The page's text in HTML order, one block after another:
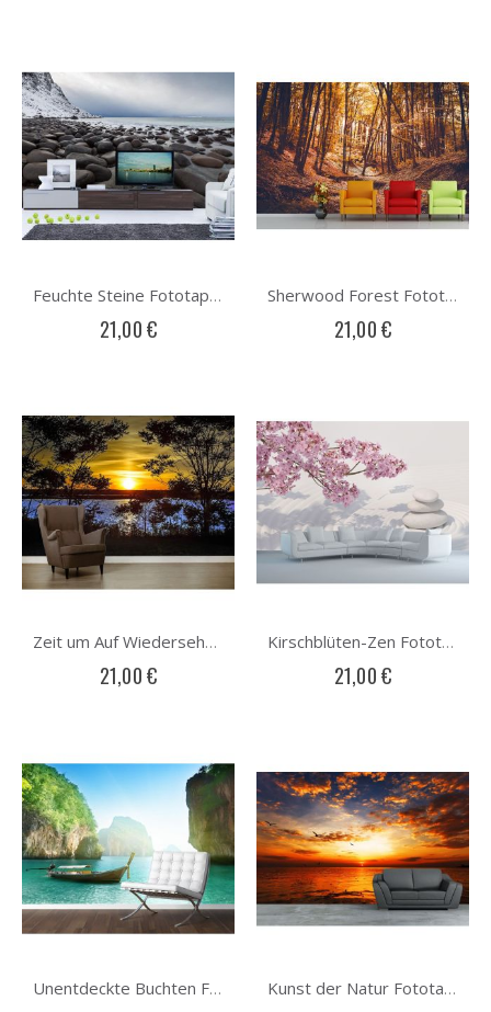
Feuchte Steine Fototapete
21,00 €
Sherwood Forest Fototapete
21,00 €
Zeit um Auf Wiedersehen zu sagen Fototapete
21,00 €
Kirschblüten-Zen Fototapete
21,00 €
Unentdeckte Buchten Fototapete Kunst der Natur Fototapete